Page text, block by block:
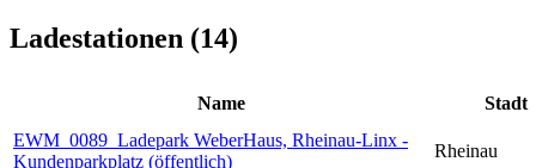
Ladestationen (14)
Name
Stadt
EWM_0089_Ladepark WeberHaus, Rheinau-Linx -
Kundenparkplatz (öffentlich)
Rheinau